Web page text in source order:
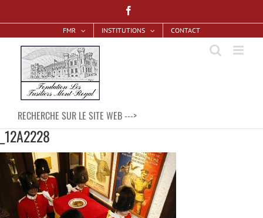
to
content
FMR INSTITUTIONS CONTACT
RECHERCHE SUR LE SITE WEB --->
_12A2228